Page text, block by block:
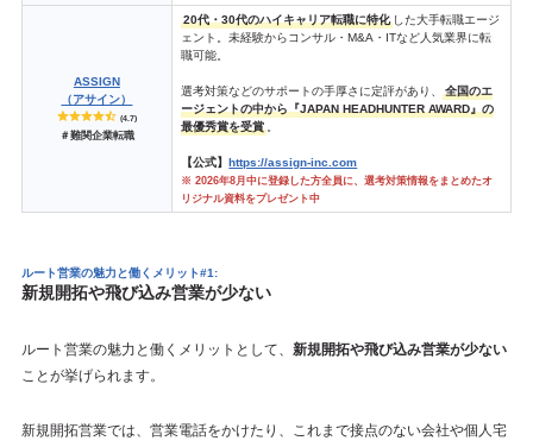
ASSIGN
（アサイン）
(4.7)
＃難関企業転職
20代・30代のハイキャリア転職に特化 した大手転職エージ
ェント。未経験からコンサル・M&A・ITなど人気業界に転
職可能。
選考対策などのサポートの手厚さに定評があり、全国のエ
ージェントの中から『JAPAN HEADHUNTER AWARD』の
最優秀賞を受賞 。
【公式】https://assign-inc.com
※ 2026年8月中に登録した方全員に、選考対策情報をまとめたオ
リジナル資料をプレゼント中
ルート営業の魅力と働くメリット#1:
新規開拓や飛び込み営業が少ない
ルート営業の魅力と働くメリットとして、 新規開拓や飛び込み営業が少ない
ことが挙げられます。
新規開拓営業では、営業電話をかけたり、これまで接点のない会社や個人宅